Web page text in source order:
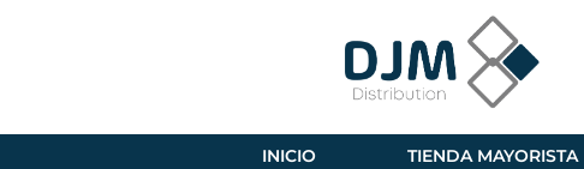
INICIO TIENDA MAYORISTA